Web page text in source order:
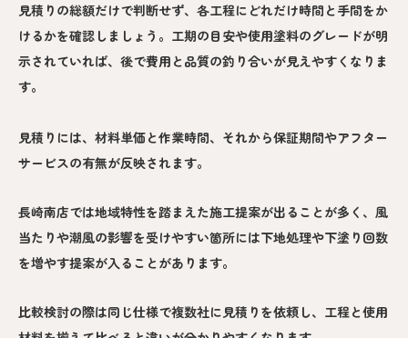
見積りの総額だけで判断せず、各工程にどれだけ時間と手間をか
けるかを確認しましょう。工期の目安や使用塗料のグレードが明
示されていれば、後で費用と品質の釣り合いが見えやすくなりま
す。
見積りには、材料単価と作業時間、それから保証期間やアフター
サービスの有無が反映されます。
長崎南店では地域特性を踏まえた施工提案が出ることが多く、風
当たりや潮風の影響を受けやすい箇所には下地処理や下塗り回数
を増やす提案が入ることがあります。
比較検討の際は同じ仕様で複数社に見積りを依頼し、工程と使用